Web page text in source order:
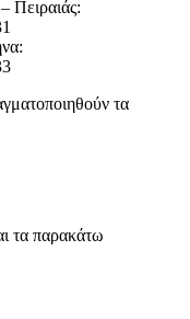
Πειραιάς:
τα
τα παρακάτω